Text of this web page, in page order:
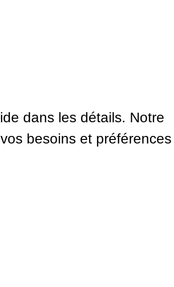
dans les détails. Notre
besoins et préférences